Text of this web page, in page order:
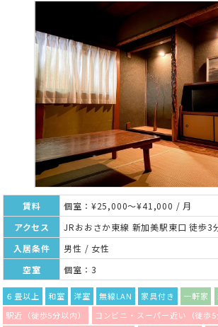
賃料
個室：¥25,000～¥41,000 / 月
アクセス
JRおおさか東線 新加美駅東口 徒歩3
入居条件
男性 / 女性
空室
個室：3
６畳以上 和室 洋室 無線LAN 家具付き 一軒家
駅近（徒歩5分以内）
コンビニ・スーパー近い（徒歩5